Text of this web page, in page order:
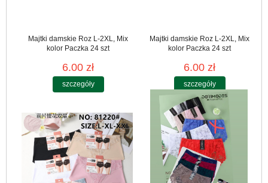
Majtki damskie Roz L-2XL, Mix
kolor Paczka 24 szt
6.00 zł
szczegóły
Majtki damskie Roz L-2XL, Mix
kolor Paczka 24 szt
6.00 zł
szczegóły